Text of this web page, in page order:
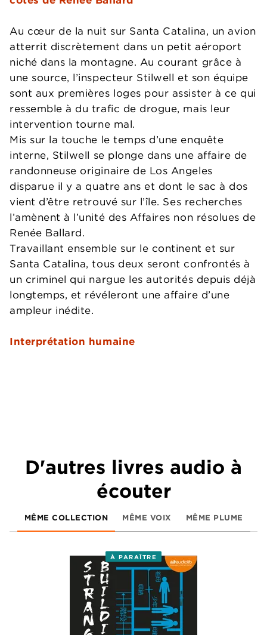
Au cœur de la nuit sur Santa Catalina, un avion
atterrit discrètement dans un petit aéroport
niché dans la montagne. Au courant grâce à
une source, l’inspecteur Stilwell et son équipe
sont aux premières loges pour assister à ce qui
ressemble à du trafic de drogue, mais leur
intervention tourne mal.
Mis sur la touche le temps d’une enquête
interne, Stilwell se plonge dans une affaire de
randonneuse originaire de Los Angeles
disparue il y a quatre ans et dont le sac à dos
vient d’être retrouvé sur l’île. Ses recherches
l’amènent à l’unité des Affaires non résolues de
Renée Ballard.
Travaillant ensemble sur le continent et sur
Santa Catalina, tous deux seront confrontés à
un criminel qui nargue les autorités depuis déjà
longtemps, et révéleront une affaire d’une
ampleur inédite.
Interprétation humaine
D'autres livres audio à
écouter
MÊME COLLECTION MÊME VOIX MÊME PLUME
À PARAÎTRE